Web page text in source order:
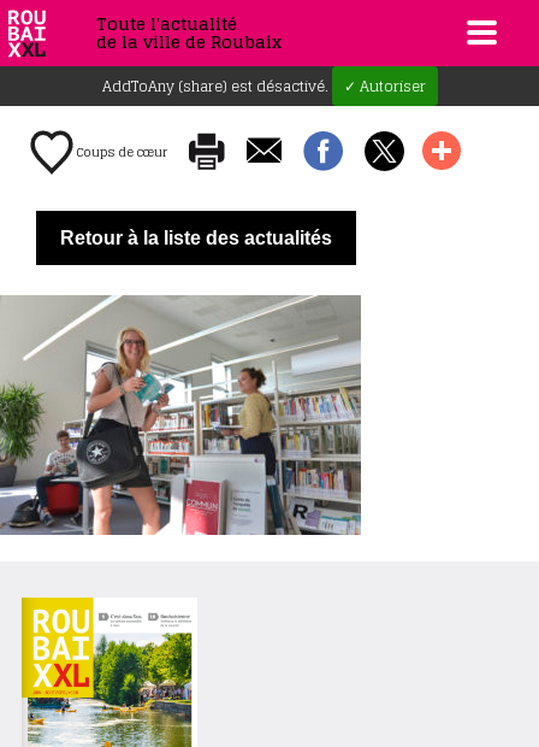
Toute l'actualité
de la ville de Roubaix
AddToAny (share) est désactivé. ✓ Autoriser
Coups de cœur
Retour à la liste des actualités